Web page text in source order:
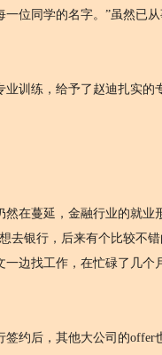
位同学的名字。”虽然已
训练，给予了赵迪扎实的
在蔓延，金融行业的就业
去银行，后来有个比较不
边找工作，在忙碌了几个
后，其他大公司的offer